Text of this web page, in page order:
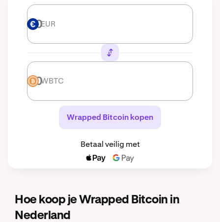
EUR EUR
WBTC WBTC
Wrapped Bitcoin kopen
Betaal veilig met
Hoe koop je Wrapped Bitcoin in
Nederland